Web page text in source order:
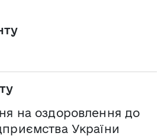
на оздоровлення до
України